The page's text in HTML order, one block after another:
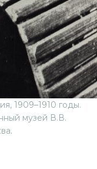
1909–1910 годы.
музей В.В.